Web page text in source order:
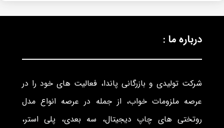
درباره ما :
شرکت تولیدی و بازرگانی پاندا، فعالیت های خود را در
عرصه ملزومات خواب، از جمله در عرصه انواع مدل
روتختی های چاپ دیجیتال، سه بعدی، پلی استر،